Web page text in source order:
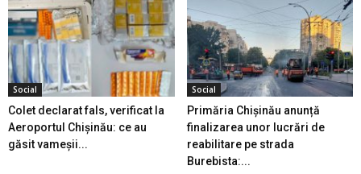
Social
Colet declarat fals, verificat la
Aeroportul Chișinău: ce au
găsit vameșii...
Social
Primăria Chișinău anunță
finalizarea unor lucrări de
reabilitare pe strada
Burebista:...